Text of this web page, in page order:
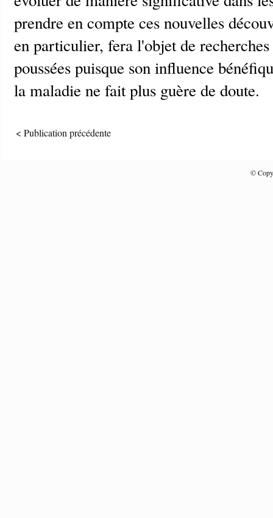
prendre en compte ces nouvelles
en particulier, fera l'objet de
poussées puisque son influence
la maladie ne fait plus guère de doute.
< Publication précédente
©